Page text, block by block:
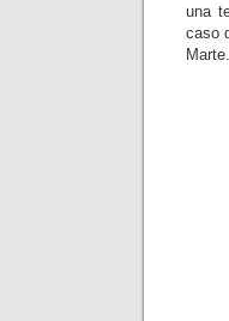
una
caso
Marte.